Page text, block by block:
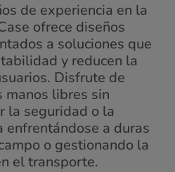
de experiencia en la
ofrece diseños
a soluciones que
y reducen la
Disfrute de
manos libres sin
la seguridad o la
enfrentándose a duras
o gestionando la
el transporte.